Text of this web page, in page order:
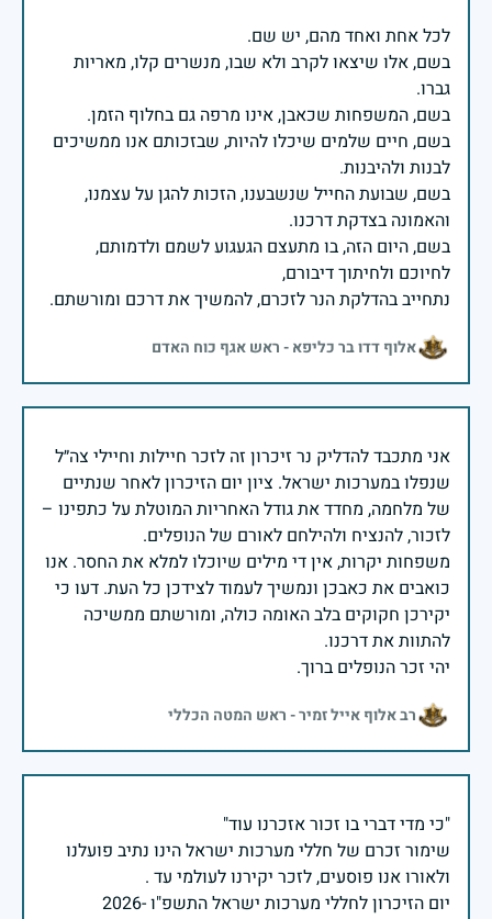
בשם, אלו שיצאו לקרב ולא שבו, מנשרים קלו, מאריות
בשם, חיים שלמים שיכלו להיות, שבזכותם אנו ממשיכים
בשם, שבועת החייל שנשבענו, הזכות להגן על עצמנו,
בשם, היום הזה, בו מתעצם הגעגוע לשמם ולדמותם,
נתחייב בהדלקת הנר לזכרם, להמשיך את דרכם ומורשתם.
אלוף דדו בר כליפא - ראש אגף כוח האדם
אני מתכבד להדליק נר זיכרון זה לזכר חיילות וחיילי צה״ל
שנפלו במערכות ישראל. ציון יום הזיכרון לאחר שנתיים
של מלחמה, מחדד את גודל האחריות המוטלת על כתפינו –
משפחות יקרות, אין די מילים שיוכלו למלא את החסר. אנו
כואבים את כאבכן ונמשיך לעמוד לצידכן כל העת. דעו כי
יקירכן חקוקים בלב האומה כולה, ומורשתם ממשיכה
יהי זכר הנופלים ברוך.
רב אלוף אייל זמיר - ראש המטה הכללי
שימור זכרם של חללי מערכות ישראל הינו נתיב פועלנו
יום הזיכרון לחללי מערכות ישראל התשפ"ו -2026